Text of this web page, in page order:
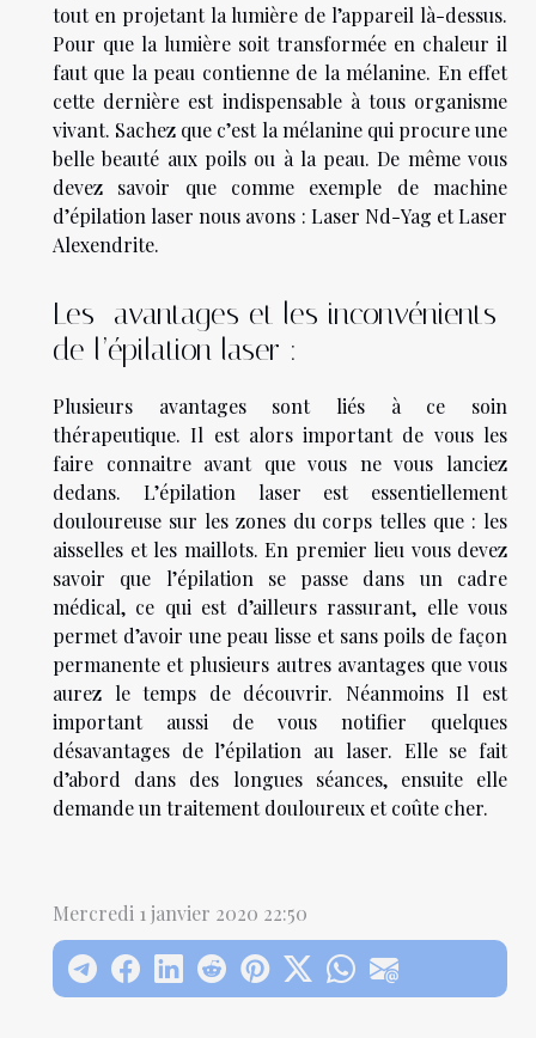
tout en projetant la lumière de l’appareil là-dessus.
Pour que la lumière soit transformée en chaleur il
faut que la peau contienne de la mélanine. En effet
cette dernière est indispensable à tous organisme
vivant. Sachez que c’est la mélanine qui procure une
belle beauté aux poils ou à la peau. De même vous
devez savoir que comme exemple de machine
d’épilation laser nous avons : Laser Nd-Yag et Laser
Alexendrite.
Les avantages et les inconvénients
de l’épilation laser :
Plusieurs avantages sont liés à ce soin
thérapeutique. Il est alors important de vous les
faire connaitre avant que vous ne vous lanciez
dedans. L’épilation laser est essentiellement
douloureuse sur les zones du corps telles que : les
aisselles et les maillots. En premier lieu vous devez
savoir que l’épilation se passe dans un cadre
médical, ce qui est d’ailleurs rassurant, elle vous
permet d’avoir une peau lisse et sans poils de façon
permanente et plusieurs autres avantages que vous
aurez le temps de découvrir. Néanmoins Il est
important aussi de vous notifier quelques
désavantages de l’épilation au laser. Elle se fait
d’abord dans des longues séances, ensuite elle
demande un traitement douloureux et coûte cher.
Mercredi 1 janvier 2020 22:50